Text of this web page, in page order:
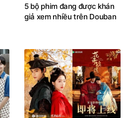
5 bộ phim đang được khán
giả xem nhiều trên Douban